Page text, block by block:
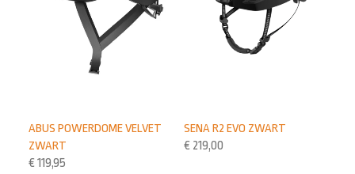
SENA R2 EVO ZWART
€ 219,00
ABUS POWERDOME VELVET
ZWART
€ 119,95